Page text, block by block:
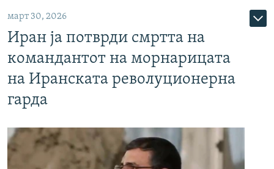
март 30, 2026
Иран ја потврди смртта на
командантот на морнарицата
на Иранската револуционерна
гарда